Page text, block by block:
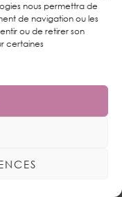
nous permettra de
de navigation ou les
ou de retirer son
certaines
HILL : L’ULTIME